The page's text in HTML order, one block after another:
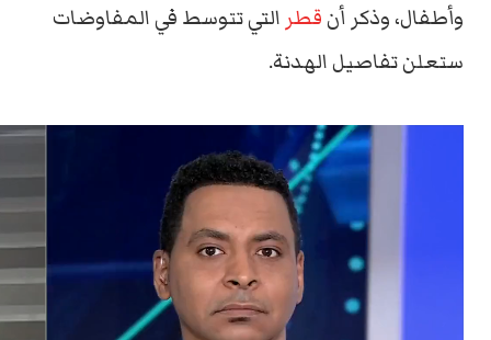
وأطفال، وذكر أنقطر التي تتوسط في المفاوضات
ستعلن تفاصيل الهدنة.